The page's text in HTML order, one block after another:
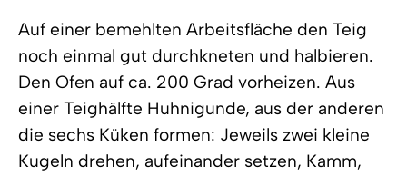
Auf einer bemehlten Arbeitsfläche den Teig
noch einmal gut durchkneten und halbieren.
Den Ofen auf ca. 200 Grad vorheizen. Aus
einer Teighälfte Huhnigunde, aus der anderen
die sechs Küken formen: Jeweils zwei kleine
Kugeln drehen, aufeinander setzen, Kamm,